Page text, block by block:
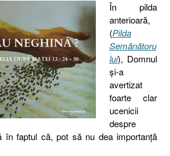
În pilda
anterioară,
(Pilda
Semănătoru
lui), Domnul
şi-a
avertizat
foarte clar
ucenicii
despre
în faptul că, pot să nu dea importanţă